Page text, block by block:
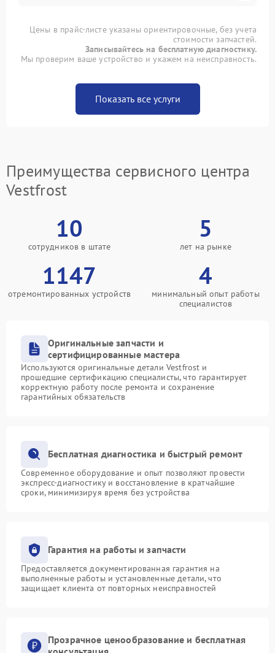
Цены в прайс-листе указаны ориентировочные, без учета
стоимости запчастей.
Записывайтесь на бесплатную диагностику.
Мы проверим ваше устройство и укажем на неисправность.
Показать все услуги
Преимущества сервисного центра
Vestfrost
10
сотрудников в штате
5
лет на рынке
1147
отремонтированных устройств
4
минимальный опыт работы
специалистов
Оригинальные запчасти и
сертифицированные мастера
Используются оригинальные детали Vestfrost и
прошедшие сертификацию специалисты, что гарантирует
корректную работу после ремонта и сохранение
гарантийных обязательств
Бесплатная диагностика и быстрый ремонт
Современное оборудование и опыт позволяют провести
экспресс-диагностику и восстановление в кратчайшие
сроки, минимизируя время без устройства
Гарантия на работы и запчасти
Предоставляется документированная гарантия на
выполненные работы и установленные детали, что
защищает клиента от повторных неисправностей
Прозрачное ценообразование и бесплатная